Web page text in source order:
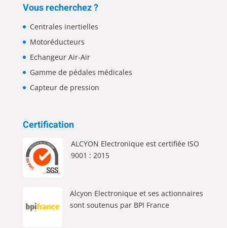
Vous recherchez ?
Centrales inertielles
Motoréducteurs
Echangeur Air-Air
Gamme de pédales médicales
Capteur de pression
Certification
ALCYON Electronique est certifiée ISO
9001 : 2015
Alcyon Electronique et ses actionnaires
sont soutenus par BPI France